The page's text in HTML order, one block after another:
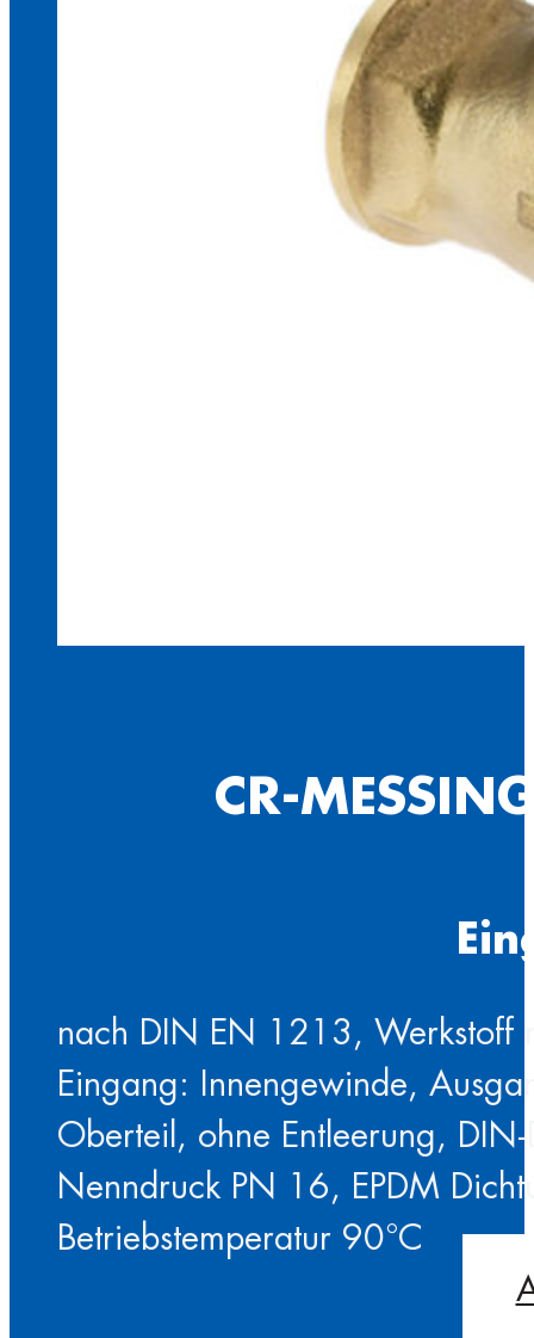
CR-
nach DIN EN 1213,
Eingang: Innengewinde,
Oberteil, ohne Entleerung,
Nenndruck PN 16, EPDM
Betriebstemperatur 90°C